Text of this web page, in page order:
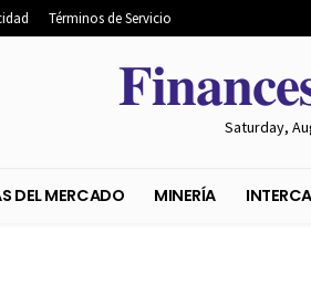
Términos de Servicio
Saturday,